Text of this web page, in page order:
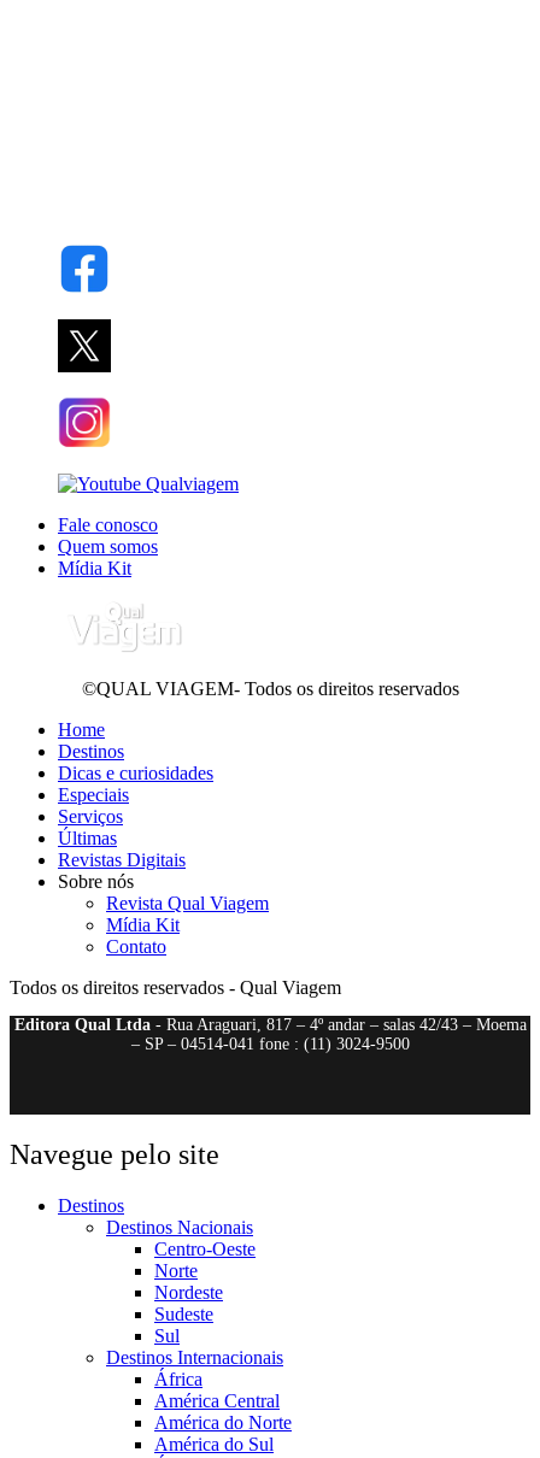
Fale conosco
Quem somos
Mídia Kit
©QUAL VIAGEM- Todos os direitos reservados
Home
Destinos
Dicas e curiosidades
Especiais
Serviços
Últimas
Revistas Digitais
Sobre nós
Revista Qual Viagem
Mídia Kit
Contato
Todos os direitos reservados - Qual Viagem
Editora Qual Ltda- Rua Araguari, 817 – 4º andar – salas 42/43 – Moema
– SP – 04514-041 fone : (11) 3024-9500
Navegue pelo site
Destinos
Destinos Nacionais
Centro-Oeste
Norte
Nordeste
Sudeste
Sul
Destinos Internacionais
África
América Central
América do Norte
América do Sul